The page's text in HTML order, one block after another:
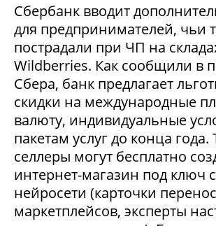
Сбербанк вводит
для предпринимателей, чьи
пострадали при ЧП на
Wildberries. Как сообщили в
Сбера, банк предлагает
скидки на международные
валюту, индивидуальные
пакетам услуг до конца года.
селлеры могут бесплатно
интернет-магазин под
нейросети (карточки
маркетплейсов, эксперты